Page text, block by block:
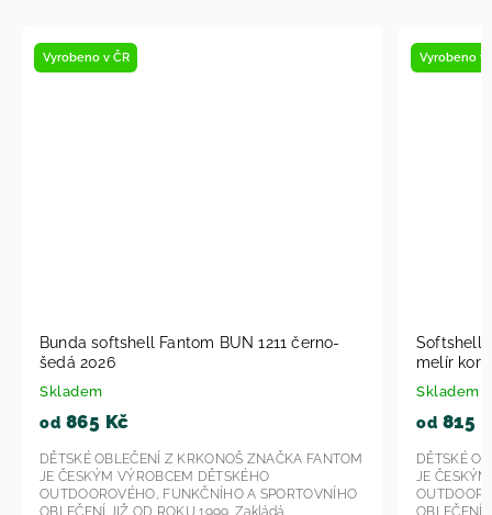
černo-
FANTOM
Softshell bunda Fantom BUN 0602 černo
DĚTSKÉ OBLEČENÍ Z KRKONOŠ ZNAČKA FANTOM
JE ČESKÝM VÝROBCEM DĚTSKÉHO
OUTDOOROVÉHO, FUNKČNÍHO A SPORTOVNÍHO
OBLEČENÍ JIŽ OD ROKU 1999. Zakládá...